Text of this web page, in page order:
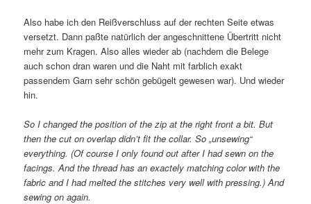
Also habe ich den Reißverschluss auf der rechten Seite etwas
versetzt. Dann paßte natürlich der angeschnittene Übertritt nicht
mehr zum Kragen. Also alles wieder ab (nachdem die Belege
auch schon dran waren und die Naht mit farblich exakt
passendem Garn sehr schön gebügelt gewesen war). Und wieder
hin.
So I changed the position of the zip at the right front a bit. But
then the cut on overlap didn’t fit the collar. So „unsewing“
everything. (Of course I only found out after I had sewn on the
facings. And the thread has an exactely matching color with the
fabric and I had melted the stitches very well with pressing.) And
sewing on again.